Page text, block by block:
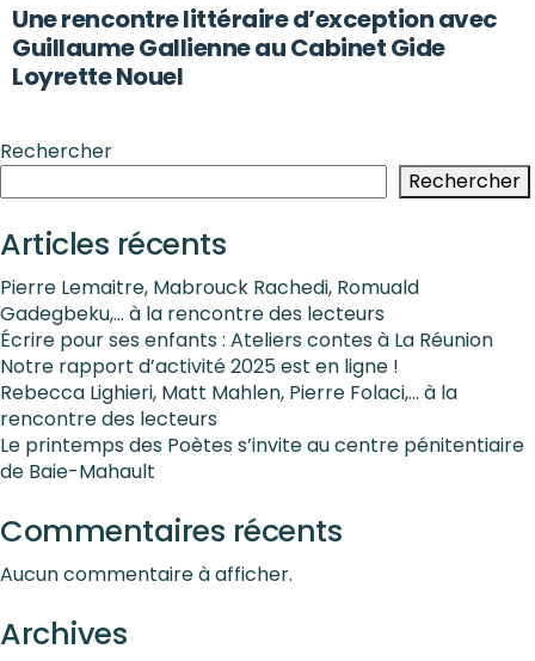
Une rencontre littéraire d’exception avec
Guillaume Gallienne au Cabinet Gide
Loyrette Nouel
Rechercher
Rechercher
Articles récents
Pierre Lemaitre, Mabrouck Rachedi, Romuald
Gadegbeku,… à la rencontre des lecteurs
Écrire pour ses enfants : Ateliers contes à La Réunion
Notre rapport d’activité 2025 est en ligne !
Rebecca Lighieri, Matt Mahlen, Pierre Folaci,… à la
rencontre des lecteurs
Le printemps des Poètes s’invite au centre pénitentiaire
de Baie-Mahault
Commentaires récents
Aucun commentaire à afficher.
Archives